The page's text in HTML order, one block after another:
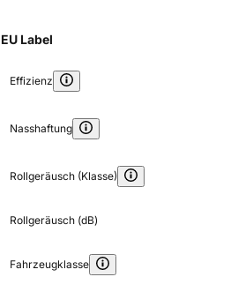
EU Label
Effizienz
Nasshaftung
Rollgeräusch (Klasse)
Rollgeräusch (dB)
Fahrzeugklasse